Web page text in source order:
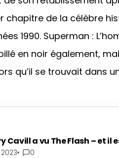
chapitre de la célèbre
1990. Superman :
en noir également,
qu’il se trouvait dans
Cavill a vu The Flash – et il
0